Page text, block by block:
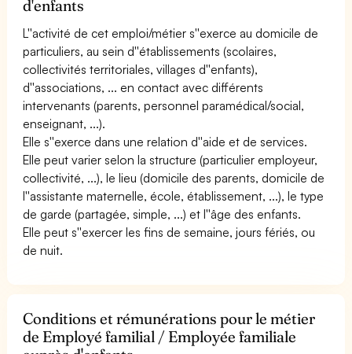
d'enfants
L''activité de cet emploi/métier s''exerce au domicile de
particuliers, au sein d''établissements (scolaires,
collectivités territoriales, villages d''enfants),
d''associations, ... en contact avec différents
intervenants (parents, personnel paramédical/social,
enseignant, ...).
Elle s''exerce dans une relation d''aide et de services.
Elle peut varier selon la structure (particulier employeur,
collectivité, ...), le lieu (domicile des parents, domicile de
l''assistante maternelle, école, établissement, ...), le type
de garde (partagée, simple, ...) et l''âge des enfants.
Elle peut s''exercer les fins de semaine, jours fériés, ou
de nuit.
Conditions et rémunérations pour le métier
de Employé familial / Employée familiale